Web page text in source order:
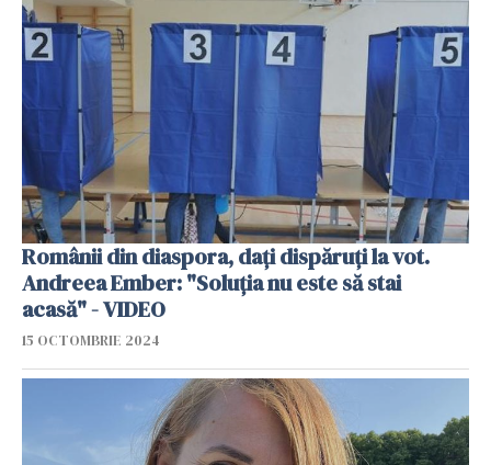
Românii din diaspora, dați dispăruți la vot.
Andreea Ember: "Soluția nu este să stai
acasă" - VIDEO
15 OCTOMBRIE 2024